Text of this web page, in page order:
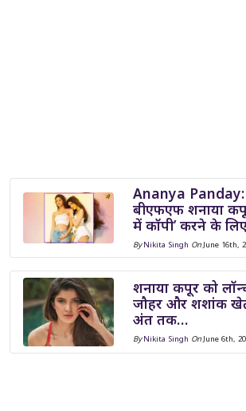
Ananya Panday:
बीएफएफ शनाया
में कॉपी’ करने के
ByNikita Singh On June 16th,
शनाया कपूर को
जौहर और शशांक
अंत तक…
ByNikita Singh On June 6th,